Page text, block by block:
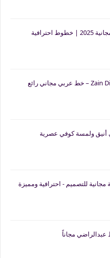
تحميل خطوط عربية مجانية 2025 | خطوط احترافية
تحميل خط زين Zain Display – خط عربي مجاني رائع
ولمسة كوفي عصرية
للتصميم - احترافية ومميزة
مجاناً